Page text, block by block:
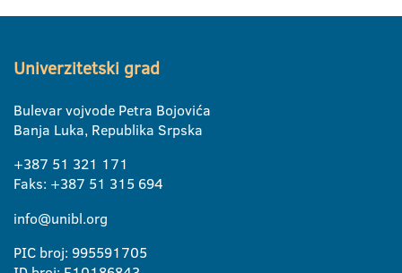
Univerzitetski grad
Bulevar vojvode Petra Bojovića
Banja Luka, Republika Srpska
+387 51 321 171
Faks: +387 51 315 694
info@unibl.org
PIC broj: 995591705